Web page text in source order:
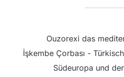
Ouzorexi das
İşkembe Çorbası -
Südeuropa und